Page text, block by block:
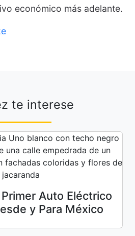
económico más adelante.
te interese
Auto Eléctrico
y Para México